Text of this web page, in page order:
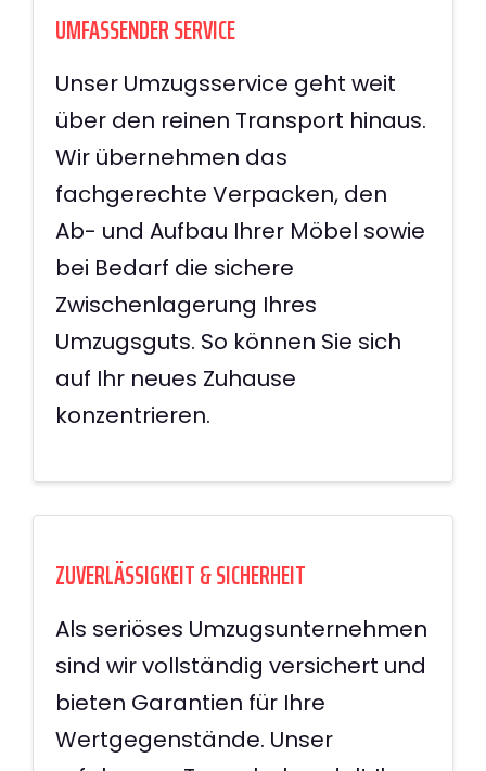
UMFASSENDER SERVICE
Unser Umzugsservice geht weit
über den reinen Transport hinaus.
Wir übernehmen das
fachgerechte Verpacken, den
Ab- und Aufbau Ihrer Möbel sowie
bei Bedarf die sichere
Zwischenlagerung Ihres
Umzugsguts. So können Sie sich
auf Ihr neues Zuhause
konzentrieren.
ZUVERLÄSSIGKEIT & SICHERHEIT
Als seriöses Umzugsunternehmen
sind wir vollständig versichert und
bieten Garantien für Ihre
Wertgegenstände. Unser